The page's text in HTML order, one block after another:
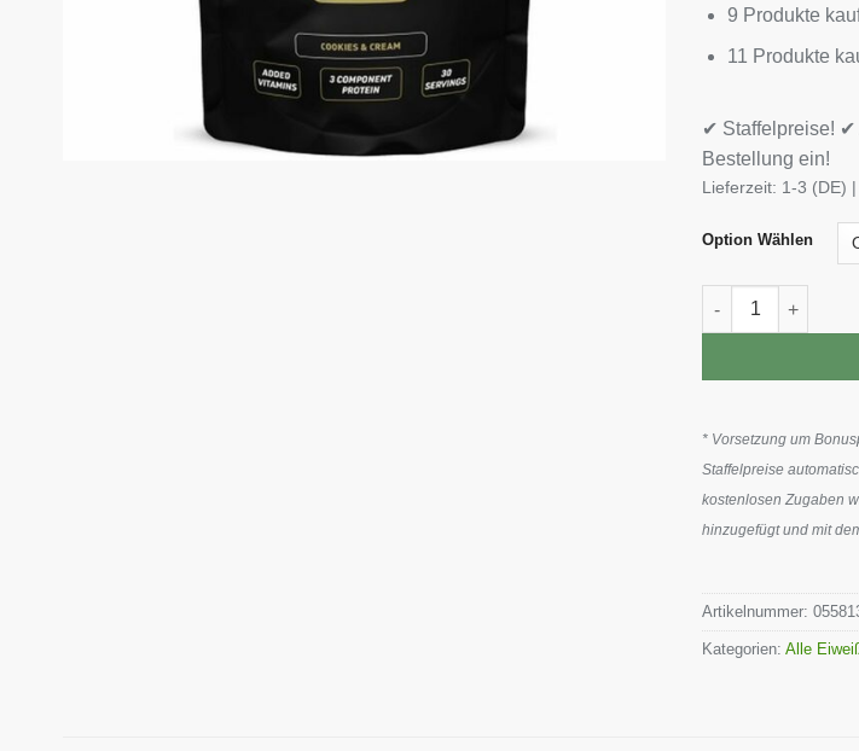
9 Produkte
11 Produkte
✔ Staffelpreise! ✔
Bestellung ein!
Lieferzeit: 1-3 (DE)
Option Wählen
Peak Protein 85
* Vorsetzung um
Staffelpreise
kostenlosen Zugaben
hinzugefügt und mit
Artikelnummer:
Kategorien:Alle